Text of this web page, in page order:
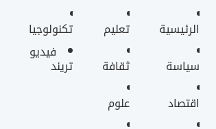
الرئيسية
سياسة
اقتصاد
تعليم
ثقافة
علوم
تكنولوجيا
فيديو
تريند